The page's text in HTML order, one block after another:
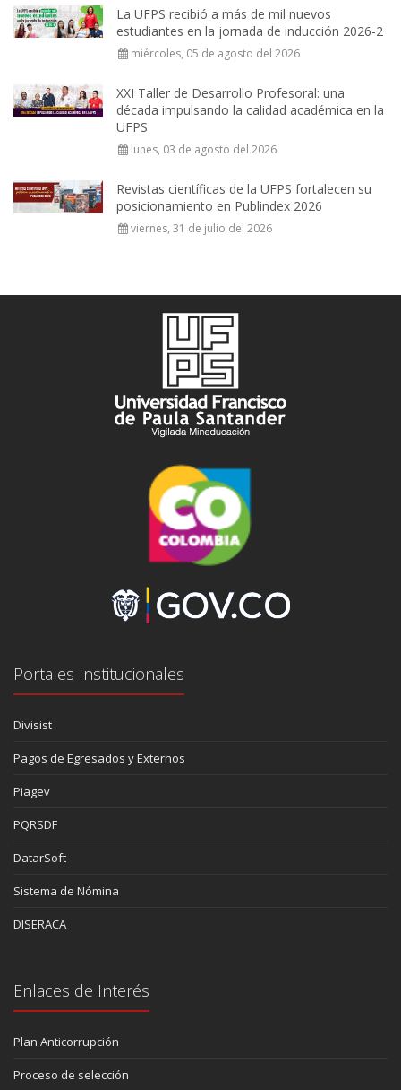
La UFPS recibió a más de mil nuevos
estudiantes en la jornada de inducción 2026-2
miércoles, 05 de agosto del 2026
XXI Taller de Desarrollo Profesoral: una
década impulsando la calidad académica en la
UFPS
lunes, 03 de agosto del 2026
Revistas científicas de la UFPS fortalecen su
posicionamiento en Publindex 2026
viernes, 31 de julio del 2026
Portales Institucionales
Divisist
Pagos de Egresados y Externos
Piagev
PQRSDF
DatarSoft
Sistema de Nómina
DISERACA
Enlaces de Interés
Plan Anticorrupción
Proceso de selección